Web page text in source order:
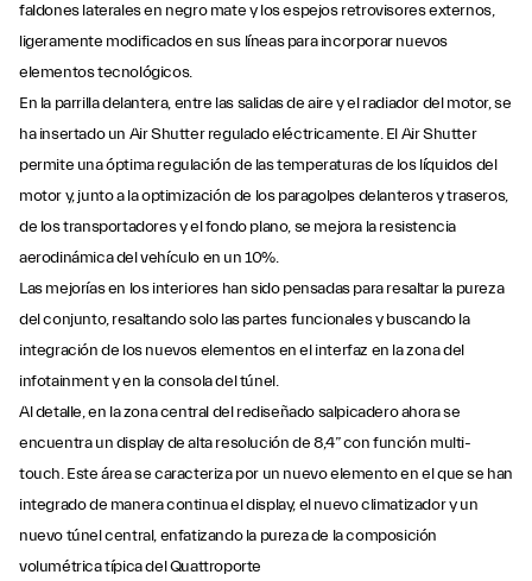
faldones laterales en negro mate y los espejos retrovisores externos,
ligeramente modificados en sus líneas para incorporar nuevos
elementos tecnológicos.
En la parrilla delantera, entre las salidas de aire y el radiador del motor, se
ha insertado un Air Shutter regulado eléctricamente. El Air Shutter
permite una óptima regulación de las temperaturas de los líquidos del
motor y, junto a la optimización de los paragolpes delanteros y traseros,
de los transportadores y el fondo plano, se mejora la resistencia
aerodinámica del vehículo en un 10%.
Las mejorías en los interiores han sido pensadas para resaltar la pureza
del conjunto, resaltando solo las partes funcionales y buscando la
integración de los nuevos elementos en el interfaz en la zona del
infotainment y en la consola del túnel.
Al detalle, en la zona central del rediseñado salpicadero ahora se
encuentra un display de alta resolución de 8,4” con función multi-
touch. Este área se caracteriza por un nuevo elemento en el que se han
integrado de manera continua el display, el nuevo climatizador y un
nuevo túnel central, enfatizando la pureza de la composición
volumétrica típica del Quattroporte